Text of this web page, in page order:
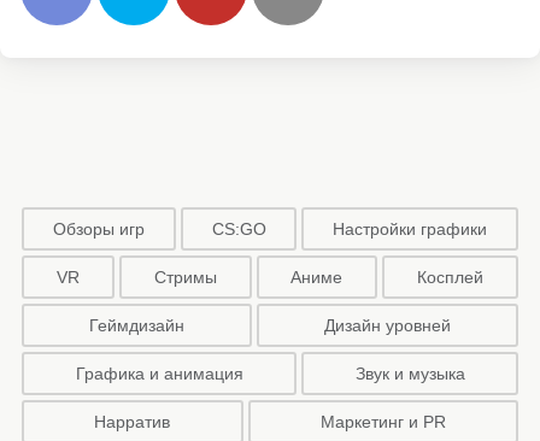
Обзоры игр CS:GO Настройки графики
VR Стримы Аниме Косплей
Геймдизайн Дизайн уровней
Графика и анимация Звук и музыка
Нарратив Маркетинг и PR